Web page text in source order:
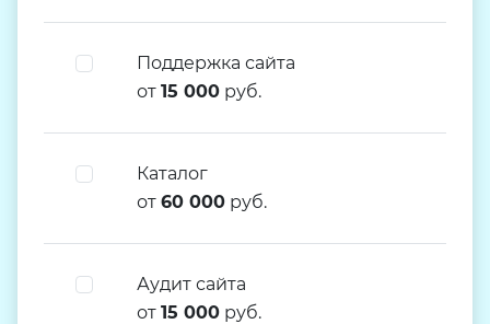
Поддержка сайта
от 15 000руб.
Каталог
от 60 000руб.
Аудит сайта
от 15 000руб.